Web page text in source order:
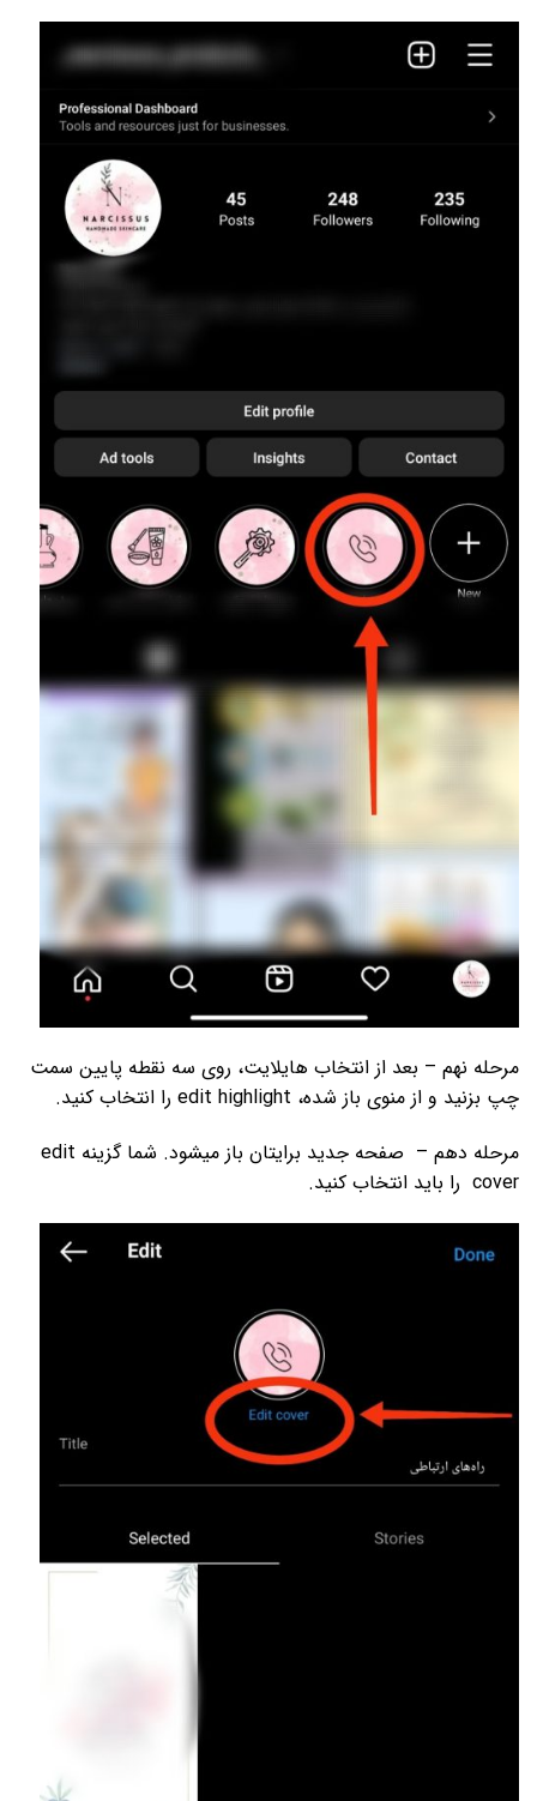
مرحله نهم – بعد از انتخاب هایلایت، روی سه نقطه پایین سمت
چپ بزنید و از منوی باز شده، edit highlight را انتخاب کنید.
مرحله دهم – صفحه جدید برای­تان باز می­شود. شما گزینه edit
cover را باید انتخاب کنید.